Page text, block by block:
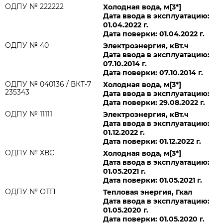
ОДПУ № 222222
Холодная вода, м[3*]
Дата ввода в эксплуатацию:
01.04.2022 г.
Дата поверки: 01.04.2022 г.
ОДПУ № 40
Электроэнергия, кВт.ч
Дата ввода в эксплуатацию:
07.10.2014 г.
Дата поверки: 07.10.2014 г.
ОДПУ № 040136 / ВКТ-7
235343
Холодная вода, м[3*]
Дата ввода в эксплуатацию:
Дата поверки: 29.08.2022 г.
ОДПУ № 11111
Электроэнергия, кВт.ч
Дата ввода в эксплуатацию:
01.12.2022 г.
Дата поверки: 01.12.2022 г.
ОДПУ № ХВС
Холодная вода, м[3*]
Дата ввода в эксплуатацию:
01.05.2021 г.
Дата поверки: 01.05.2021 г.
ОДПУ № ОТП
Тепловая энергия, Гкал
Дата ввода в эксплуатацию:
01.05.2020 г.
Дата поверки: 01.05.2020 г.